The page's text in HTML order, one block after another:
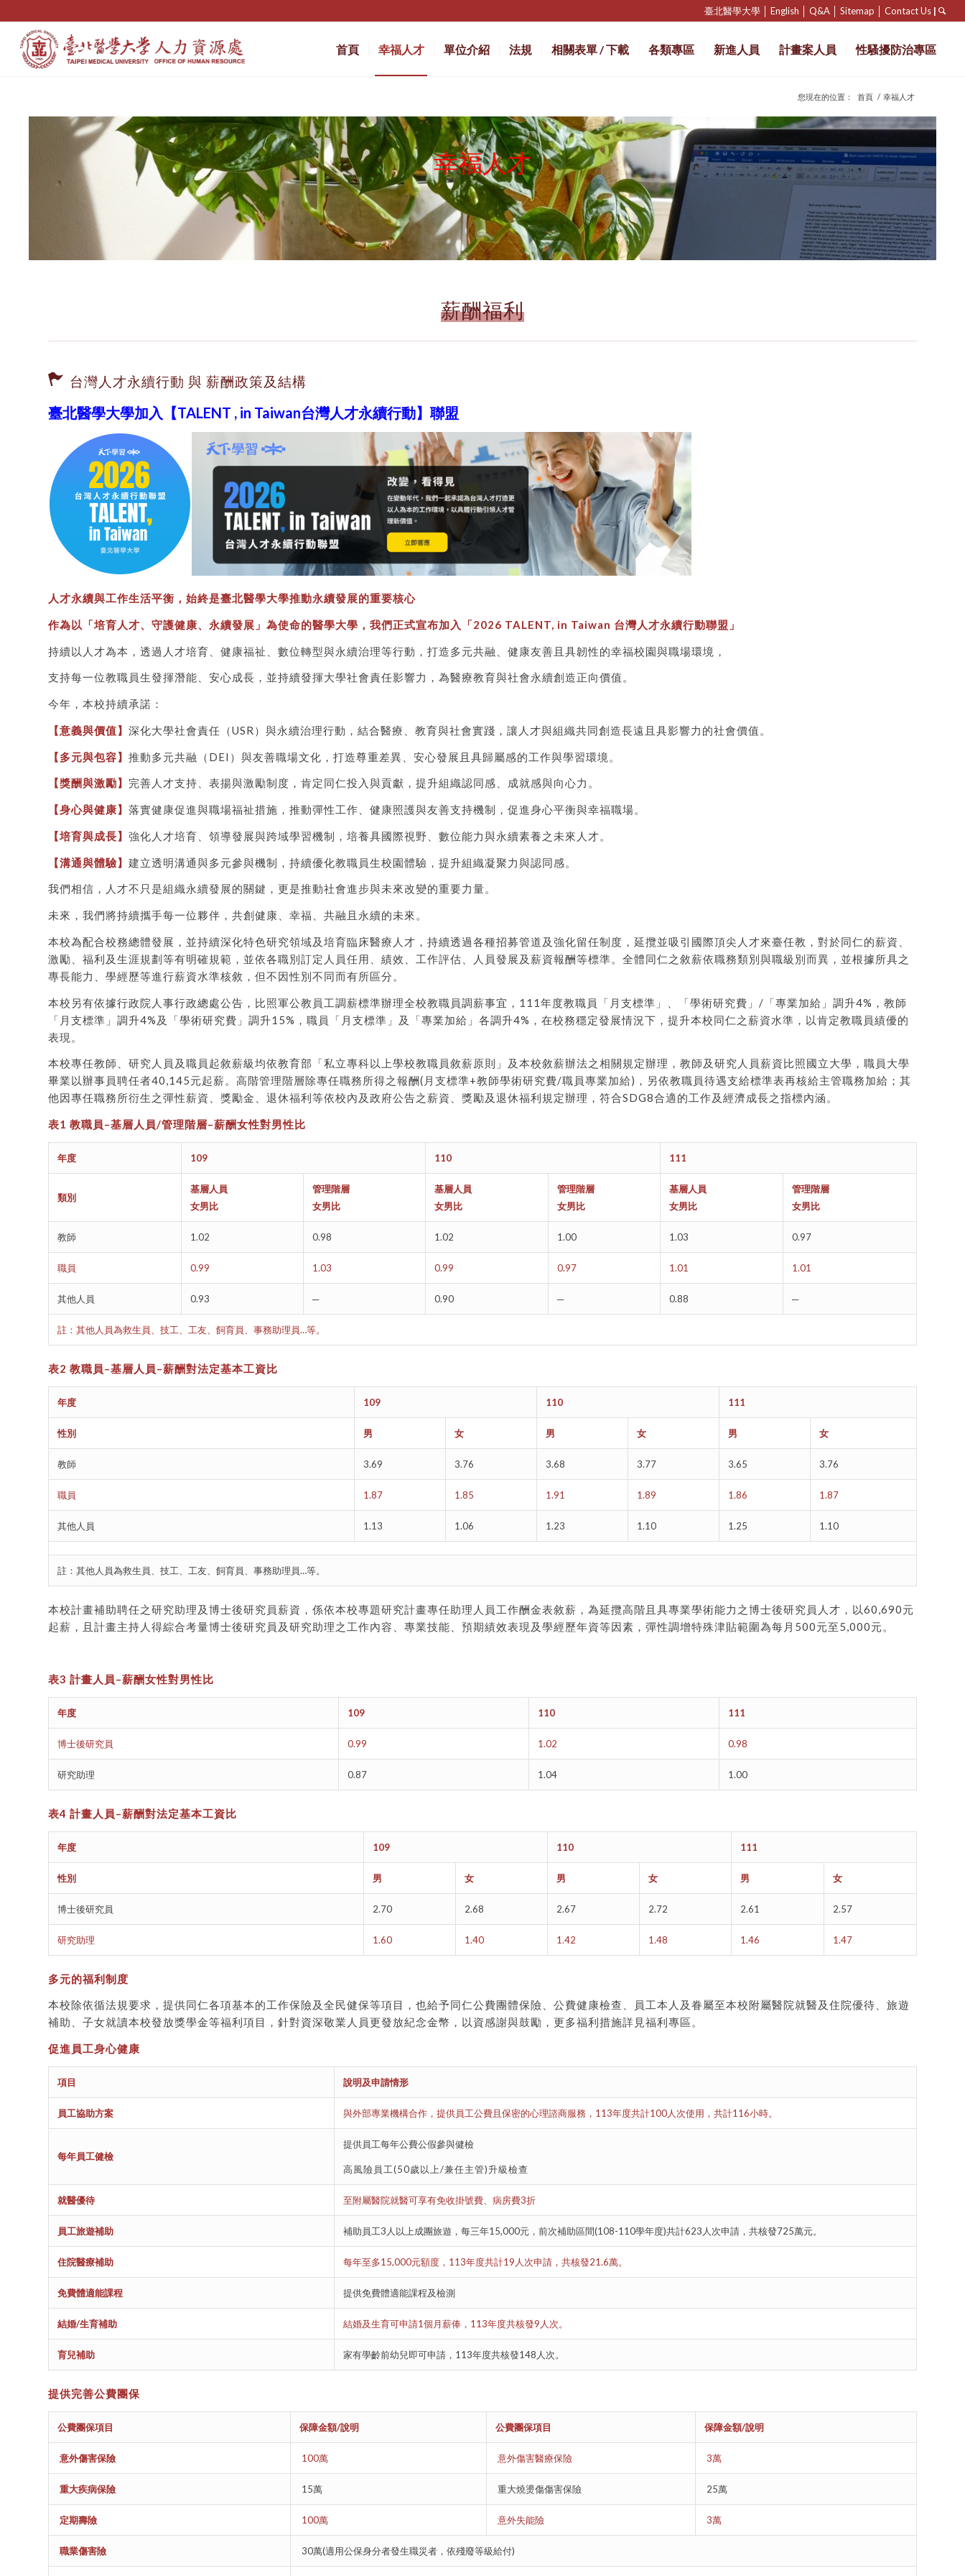
臺北醫學大學 │English │Q&A │Sitemap │Contact Us |
首頁 幸福人才 單位介紹 法規 相關表單 / 下載 各類專區 新進人員 計畫案人員 性騷擾防治專區
您現在的位置： 首頁 / 幸福人才
幸福人才
薪酬福利
台灣人才永續行動 與 薪酬政策及結構
臺北醫學大學加入【TALENT , in Taiwan台灣人才永續行動】聯盟
人才永續與工作生活平衡，始終是臺北醫學大學推動永續發展的重要核心
作為以「培育人才、守護健康、永續發展」為使命的醫學大學， 我們正式宣布加入「2026 TALENT, in Taiwan 台灣人才永續行動聯盟」
持續以人才為本，透過人才培育、健康福祉、數位轉型與永續治理等行動，打造多元共融、健康友善且具韌性的幸福校園與職場環境，
支持每一位教職員生發揮潛能、安心成長，並持續發揮大學社會責任影響力，為醫療教育與社會永續創造正向價值。
今年，本校持續承諾：
【意義與價值】 深化大學社會責任（USR）與永續治理行動，結合醫療、教育與社會實踐，讓人才與組織共同創造長遠且具影響力的社會價值。
【多元與包容】 推動多元共融（DEI）與友善職場文化，打造尊重差異、安心發展且具歸屬感的工作與學習環境。
【獎酬與激勵】 完善人才支持、表揚與激勵制度，肯定同仁投入與貢獻，提升組織認同感、成就感與向心力。
【身心與健康】 落實健康促進與職場福祉措施，推動彈性工作、健康照護與友善支持機制，促進身心平衡與幸福職場。
【培育與成長】 強化人才培育、領導發展與跨域學習機制，培養具國際視野、數位能力與永續素養之未來人才。
【溝通與體驗】 建立透明溝通與多元參與機制，持續優化教職員生校園體驗，提升組織凝聚力與認同感。
我們相信，人才不只是組織永續發展的關鍵，更是推動社會進步與未來改變的重要力量。
未來，我們將持續攜手每一位夥伴，共創健康、幸福、共融且永續的未來。
本校為配合校務總體發展，並持續深化特色研究領域及培育臨床醫療人才，持續透過各種招募管道及強化留任制度，延攬並吸引國際頂尖人才來臺任教，對於同仁的薪資、
激勵、福利及生涯規劃等有明確規範，並依各職別訂定人員任用、績效、工作評估、人員發展及薪資報酬等標準。全體同仁之敘薪依職務類別與職級別而異，並根據所具之
專長能力、學經歷等進行薪資水準核敘，但不因性別不同而有所區分。
本校另有依據行政院人事行政總處公告，比照軍公教員工調薪標準辦理全校教職員調薪事宜，111年度教職員「月支標準」、「學術研究費」/「專業加給」調升4%，教師
「月支標準」調升4%及「學術研究費」調升15%，職員「月支標準」及「專業加給」各調升4%，在校務穩定發展情況下，提升本校同仁之薪資水準，以肯定教職員績優的
表現。
本校專任教師、研究人員及職員起敘薪級均依教育部「私立專科以上學校教職員敘薪原則」及本校敘薪辦法之相關規定辦理，教師及研究人員薪資比照國立大學，職員大學
畢業以辦事員聘任者40,145元起薪。高階管理階層除專任職務所得之報酬(月支標準+教師學術研究費/職員專業加給)，另依教職員待遇支給標準表再核給主管職務加給；其
他因專任職務所衍生之彈性薪資、獎勵金、退休福利等依校內及政府公告之薪資、獎勵及退休福利規定辦理，符合SDG8合適的工作及經濟成長之指標內涵。
表1 教職員–基層人員/管理階層–薪酬女性對男性比
年度 109 110 111
類別
基層人員
女男比
管理階層
女男比
基層人員
女男比
管理階層
女男比
基層人員
女男比
管理階層
女男比
教師 1.02 0.98 1.02 1.00 1.03 0.97
職員 0.99 1.03 0.99 0.97 1.01 1.01
其他人員 0.93 ─ 0.90 ─ 0.88 ─
註：其他人員為救生員、技工、工友、飼育員、事務助理員…等。
表2 教職員–基層人員–薪酬對法定基本工資比
年度 109 110 111
性別 男 女 男 女 男 女
教師 3.69 3.76 3.68 3.77 3.65 3.76
職員 1.87 1.85 1.91 1.89 1.86 1.87
其他人員 1.13 1.06 1.23 1.10 1.25 1.10
註：其他人員為救生員、技工、工友、飼育員、事務助理員…等。
本校計畫補助聘任之研究助理及博士後研究員薪資，係依本校專題研究計畫專任助理人員工作酬金表敘薪，為延攬高階且具專業學術能力之博士後研究員人才，以60,690元
起薪，且計畫主持人得綜合考量博士後研究員及研究助理之工作內容、專業技能、預期績效表現及學經歷年資等因素，彈性調增特殊津貼範圍為每月500元至5,000元。
表3 計畫人員–薪酬女性對男性比
年度 109 110 111
博士後研究員 0.99 1.02 0.98
研究助理 0.87 1.04 1.00
表4 計畫人員–薪酬對法定基本工資比
年度 109 110 111
性別 男 女 男 女 男 女
博士後研究員 2.70 2.68 2.67 2.72 2.61 2.57
研究助理 1.60 1.40 1.42 1.48 1.46 1.47
多元的福利制度
本校除依循法規要求，提供同仁各項基本的工作保險及全民健保等項目，也給予同仁公費團體保險、公費健康檢查、員工本人及眷屬至本校附屬醫院就醫及住院優待、旅遊
補助、子女就讀本校發放獎學金等福利項目，針對資深敬業人員更發放紀念金幣，以資感謝與鼓勵，更多福利措施詳見福利專區。
促進員工身心健康
項目 說明及申請情形
員工協助方案 與外部專業機構合作，提供員工公費且保密的心理諮商服務，113年度共計100人次使用，共計116小時。
每年員工健檢
提供員工每年公費公假參與健檢
高風險員工(50歲以上/兼任主管)升級檢查
就醫優待 至附屬醫院就醫可享有免收掛號費、病房費3折
員工旅遊補助 補助員工3人以上成團旅遊，每三年15,000元，前次補助區間(108-110學年度)共計623人次申請，共核發725萬元。
住院醫療補助 每年至多15,000元額度，113年度共計19人次申請，共核發21.6萬。
免費體適能課程 提供免費體適能課程及檢測
結婚/生育補助 結婚及生育可申請1個月薪俸，113年度共核發9人次。
育兒補助 家有學齡前幼兒即可申請，113年度共核發148人次。
提供完善公費團保
公費團保項目 保障金額/說明 公費團保項目 保障金額/說明
意外傷害保險 100萬 意外傷害醫療保險 3萬
重大疾病保險 15萬 重大燒燙傷傷害保險 25萬
定期壽險 100萬 意外失能險 3萬
職業傷害險 30萬(適用公保身分者發生職災者，依殘廢等級給付)